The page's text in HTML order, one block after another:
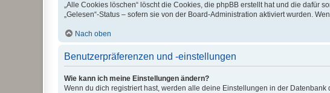
„Alle Cookies löschen“ löscht die Cookies, die phpBB erstellt hat und die dafür
„Gelesen“-Status – sofern sie von der Board-Administration aktiviert wurden.
Nach oben
Benutzerpräferenzen und -einstellungen
Wie kann ich meine Einstellungen ändern?
Wenn du dich registriert hast, werden alle deine Einstellungen in der